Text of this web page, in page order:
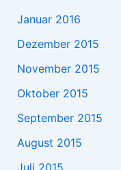
Januar 2016
Dezember 2015
November 2015
Oktober 2015
September 2015
August 2015
Juli 2015